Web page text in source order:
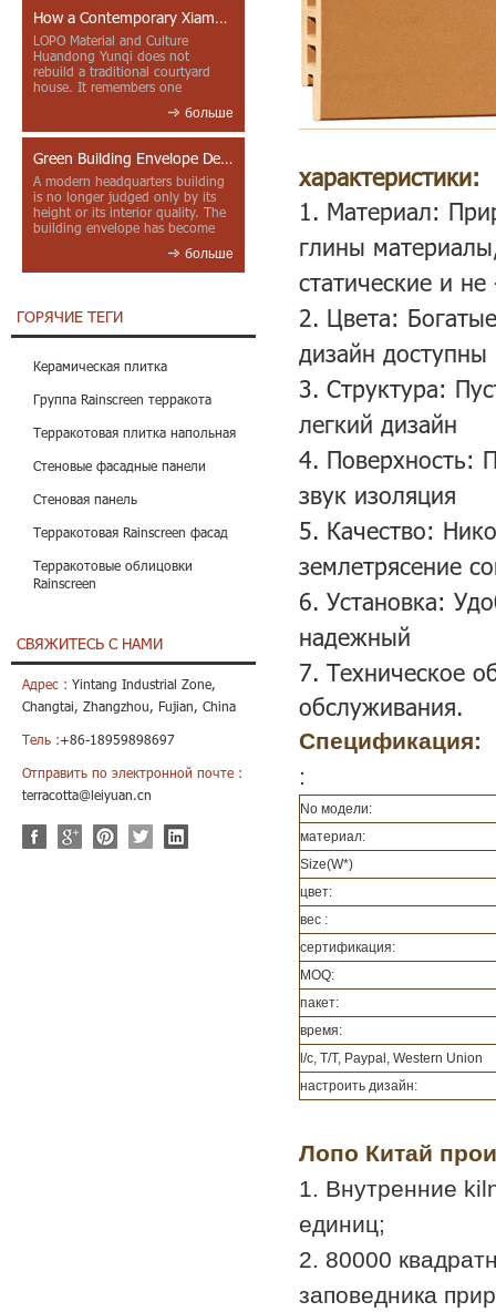
How a Contemporary Xiamen Project Reframes Minnan Red Brick
LOPO Material and Culture
Huandong Yunqi does not
rebuild a traditional courtyard
house. It remembers one
больше
Green Building Envelope Design: Clay Sunscreen Fins for Modern Headquarters Architecture
A modern headquarters building
is no longer judged only by its
height or its interior quality. The
building envelope has become
больше
ГОРЯЧИЕ ТЕГИ
Керамическая плитка
Группа Rainscreen терракота
Терракотовая плитка напольная
Стеновые фасадные панели
Стеновая панель
Терракотовая Rainscreen фасад
Терракотовые облицовки
Rainscreen
СВЯЖИТЕСЬ С НАМИ
Адрес : Yintang Industrial Zone,
Changtai, Zhangzhou, Fujian, China
Тель :+86-18959898697
Отправить по электронной почте :
terracotta@leiyuan.cn
характеристики:
1. Материал:
глины
статические и
2. Цвета:
дизайн доступны
3. Структура:
легкий дизайн
4. Поверхность:
звук изоляция
5. Качество:
землетрясение
6. Установка:
надежный
7. Техническое
обслуживания.
Спецификация:
:
No модели:
материал:
Size(W*)
цвет:
вес :
сертификация:
MOQ:
пакет:
время:
l/c, T/T, Paypal, Western Union
настроить дизайн:
Лопо Китай
1. Внутренние
единиц;
2. 80000
заповедника